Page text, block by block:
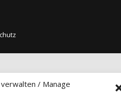
/ Manage